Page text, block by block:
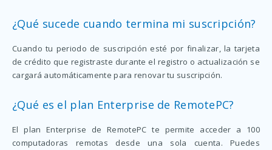
¿Qué sucede cuando termina mi suscripción?
Cuando tu periodo de suscripción esté por finalizar, la tarjeta
de crédito que registraste durante el registro o actualización se
cargará automáticamente para renovar tu suscripción.
¿Qué es el plan Enterprise de RemotePC?
El plan Enterprise de RemotePC te permite acceder a 100
computadoras remotas desde una sola cuenta. Puedes